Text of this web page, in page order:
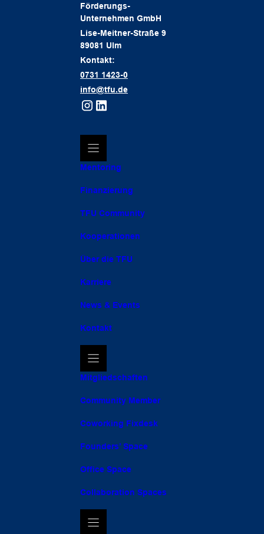
Förderungs-
Unternehmen GmbH
Lise-Meitner-Straße 9
89081 Ulm
Kontakt:
0731 1423-0
info@tfu.de
Mentoring
Finanzierung
TFU Community
Kooperationen
Über die TFU
Karriere
News & Events
Kontakt
Mitgliedschaften
Community Member
Coworking Fixdesk
Founders’ Space
Office Space
Collaboration Spaces